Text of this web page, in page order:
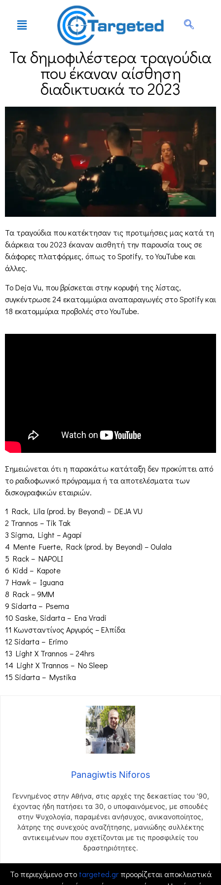
Τα δημοφιλέστερα τραγούδια
που έκαναν αίσθηση
διαδικτυακά το 2023
Τα τραγούδια που κατέκτησαν τις προτιμήσεις μας κατά τη
διάρκεια του 2023 έκαναν αισθητή την παρουσία τους σε
διάφορες πλατφόρμες, όπως το Spotify, το YouTube και
άλλες.
Το Deja Vu, που βρίσκεται στην κορυφή της λίστας,
συγκέντρωσε 24 εκατομμύρια αναπαραγωγές στο Spotify και
18 εκατομμύρια προβολές στο YouTube.
Σημειώνεται ότι η παρακάτω κατάταξη δεν προκύπτει από
το ραδιοφωνικό πρόγραμμα ή τα αποτελέσματα των
δισκογραφικών εταιριών.
1 Rack, Lila (prod. by Beyond) – DEJA VU
2 Trannos – Tik Tak
3 Sigma, Light – Agapi
4 Mente Fuerte, Rack (prod. by Beyond) – Oulala
5 Rack – NAPOLI
6 Kidd – Kapote
7 Hawk – Iguana
8 Rack – 9ΜΜ
9 Sidarta – Psema
10 Saske, Sidarta – Ena Vradi
11 Κωνσταντίνος Αργυρός – Ελπίδα
12 Sidarta – Erimo
13 Light X Trannos – 24hrs
14 Light X Trannos – No Sleep
15 Sidarta – Mystika
Panagiwtis Niforos
Γεννημένος στην Αθήνα, στις αρχές της δεκαετίας του ’90,
έχοντας ήδη πατήσει τα 30, ο υποφαινόμενος, με σπουδές
στην Ψυχολογία, παραμένει ανήσυχος, ανικανοποίητος,
λάτρης της συνεχούς αναζήτησης, μανιώδης συλλέκτης
αντικειμένων που σχετίζονται με τις προσφιλείς του
δραστηριότητες.
Το περιεχόμενο στο targeted.grπροορίζεται αποκλειστικά